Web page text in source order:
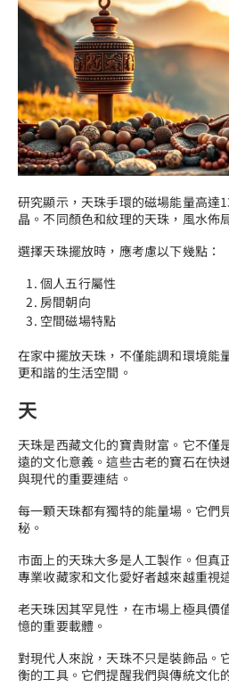
研究顯示，天珠手環的磁場能量高達
晶。不同顏色和紋理的天珠，風水佈
選擇天珠擺放時，應考慮以下幾點：
個人五行屬性
房間朝向
空間磁場特點
在家中擺放天珠，不僅能調和環境能
更和諧的生活空間。
天
天珠是西藏文化的寶貴財富。它不僅
遠的文化意義。這些古老的寶石在快
與現代的重要連結。
每一顆天珠都有獨特的能量場。它們
秘。
市面上的天珠大多是人工製作。但真
專業收藏家和文化愛好者越來越重視
老天珠因其罕見性，在市場上極具價
憶的重要載體。
對現代人來說，天珠不只是裝飾品。
衡的工具。它們提醒我們與傳統文化